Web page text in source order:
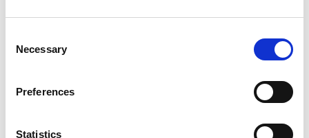
Selection
Necessary
Preferences
Statistics